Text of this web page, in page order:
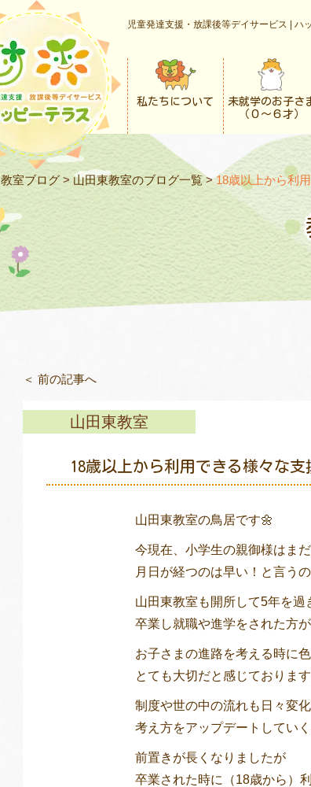
児童発達支援・放課後等デイサービス | ハ
私たちについて
未就学のお子さ
（０〜６才）
教室ブログ > 山田東教室のブログ一覧>18歳以上から利
＜ 前の記事へ
山田東教室
18歳以上から利用できる様々な支
山田東教室の鳥居です🌼
今現在、小学生の親御様はま
月日が経つのは早い！と言う
山田東教室も開所して5年を過
卒業し就職や進学をされた方
お子さまの進路を考える時に
とても大切だと感じております
制度や世の中の流れも日々変
考え方をアップデートしてい
前置きが長くなりましたが
卒業された時に（18歳から）